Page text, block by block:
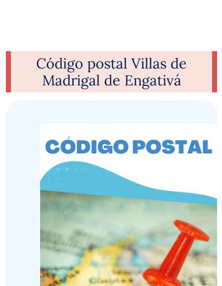
Código postal Villas de
Madrigal de Engativá